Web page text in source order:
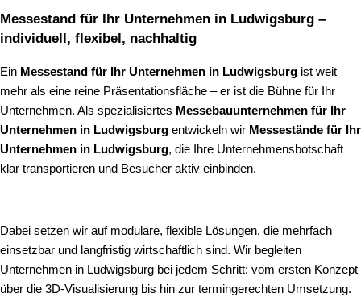
Messestand für Ihr Unternehmen in Ludwigsburg –
individuell, flexibel, nachhaltig
Ein Messestand für Ihr Unternehmen in Ludwigsburg ist weit
mehr als eine reine Präsentationsfläche – er ist die Bühne für Ihr
Unternehmen. Als spezialisiertes Messebauunternehmen für Ihr
Unternehmen in Ludwigsburg entwickeln wir Messestände für Ihr
Unternehmen in Ludwigsburg, die Ihre Unternehmensbotschaft
klar transportieren und Besucher aktiv einbinden.
Dabei setzen wir auf modulare, flexible Lösungen, die mehrfach
einsetzbar und langfristig wirtschaftlich sind. Wir begleiten
Unternehmen in Ludwigsburg bei jedem Schritt: vom ersten Konzept
über die 3D-Visualisierung bis hin zur termingerechten Umsetzung.